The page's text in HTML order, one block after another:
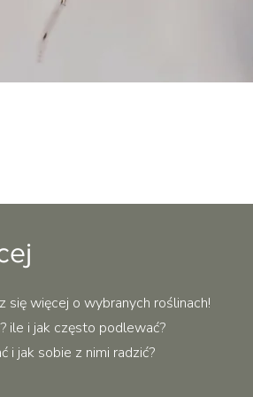
więcej o wybranych roślinach!
ile i jak często podlewać?
i jak sobie z nimi radzić?